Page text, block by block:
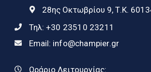
28ης Οκτωβρίου 9, Τ.Κ.
Τηλ: +30 23510 23211
Email: info@champier.gr
Ωράριο Λειτουργίας: